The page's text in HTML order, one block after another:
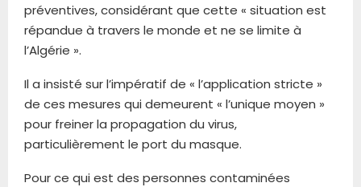
préventives, considérant que cette « situation est
répandue à travers le monde et ne se limite à
l’Algérie ».
Il a insisté sur l’impératif de « l’application stricte »
de ces mesures qui demeurent « l’unique moyen »
pour freiner la propagation du virus,
particulièrement le port du masque.
Pour ce qui est des personnes contaminées